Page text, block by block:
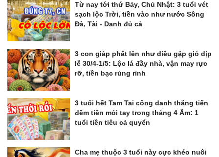
Từ nay tới thứ Bảy, Chủ Nhật: 3 tuổi vét
sạch lộc Trời, tiền vào như nước Sông
Đà, Tài - Danh đủ cả
3 con giáp phất lên như diều gặp gió dịp
lễ 30/4-1/5: Lộc lá đầy nhà, vận may rực
rỡ, tiền bạc rủng rỉnh
3 tuổi hết Tam Tai công danh thăng tiến
đếm tiền mỏi tay trong tháng 4 Âm: 1
tuổi tiền tiêu cả quyển
Cha mẹ thuộc 3 tuổi này cực khéo nuôi